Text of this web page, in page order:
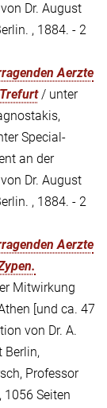
Dr. August
, 1884. - 2
Aerzte
/ unter
Special-
an der
Dr. August
, 1884. - 2
Aerzte
Mitwirkung
[und ca. 47
von Dr. A.
Berlin,
Professor
1056 Seiten